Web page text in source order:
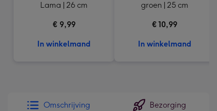
Lama | 26 cm
€ 9,99
In winkelmand
groen | 25 cm
€ 10,99
In winkelmand
Omschrijving Bezorging